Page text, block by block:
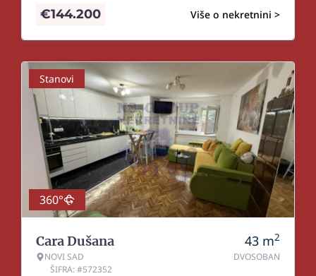
Više o nekretnini >
€144.200
Stanovi
360°
Cara Dušana
NOVI SAD
ŠIFRA: #572352
43 m2
DVOSOBAN